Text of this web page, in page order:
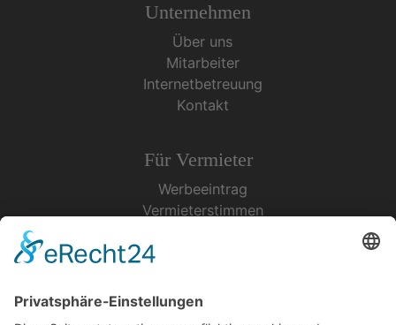
Unternehmen
Über uns
Mitarbeiter
Internetbetreuung
Kontakt
Für Vermieter
Werbeeintrag
Vermieterstimmen
Urlaubsservice